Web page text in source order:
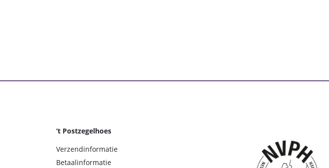
‘t Postzegelhoes
Verzendinformatie
Betaalinformatie